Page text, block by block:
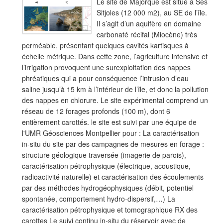
Sitjoles (12 000 m2), au SE de l’île.
Il s’agit d’un aquifère en domaine
carbonaté récifal (Miocène) très
perméable, présentant quelques cavités kartisques à
échelle métrique. Dans cette zone, l’agriculture intensive et
l’irrigation provoquent une surexploitation des nappes
phréatiques qui a pour conséquence l’intrusion d’eau
saline jusqu’à 15 km à l’intérieur de l’île, et donc la pollution
des nappes en chlorure. Le site expérimental comprend un
réseau de 12 forages profonds (100 m), dont 6
entièrement carottés. le site est suivi par une équipe de
l'UMR Géosciences Montpellier pour : La caractérisation
in-situ du site par des campagnes de mesures en forage :
structure géologique traversée (imagerie de parois),
caractérisation pétrophysique (électrique, acoustique,
radioactivité naturelle) et caractérisation des écoulements
par des méthodes hydrogéophysiques (débit, potentiel
spontanée, comportement hydro-dispersif,…) La
caractérisation pétrophysique et tomographique RX des
carottes Le suivi continu in-situ du réservoir avec de